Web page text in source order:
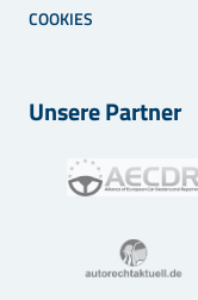
COOKIES
Unsere Partner